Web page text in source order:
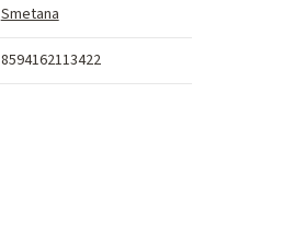
Smetana
8594162113422